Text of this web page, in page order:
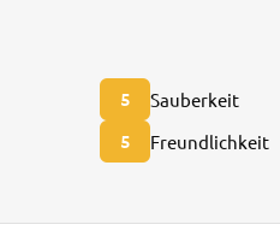
5 Sauberkeit
5 Freundlichkeit